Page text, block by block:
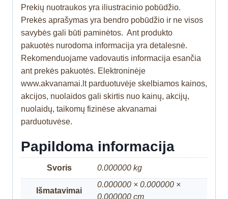
Prekių nuotraukos yra iliustracinio pobūdžio.
Prekės aprašymas yra bendro pobūdžio ir ne visos
savybės gali būti paminėtos. Ant produkto
pakuotės nurodoma informacija yra detalesnė.
Rekomenduojame vadovautis informacija esančia
ant prekės pakuotės. Elektroninėje
www.akvanamai.lt parduotuvėje skelbiamos kainos,
akcijos, nuolaidos gali skirtis nuo kainų, akcijų,
nuolaidų, taikomų fizinėse akvanamai
parduotuvėse.
Papildoma informacija
Svoris 0.000000 kg
Išmatavimai
0.000000 × 0.000000 ×
0.000000 cm